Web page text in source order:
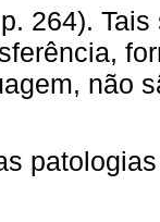
264).
não